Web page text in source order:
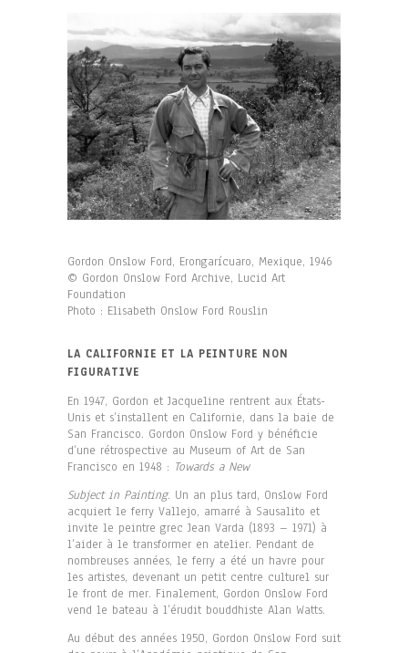
Gordon Onslow Ford, Erongarícuaro, Mexique, 1946
© Gordon Onslow Ford Archive, Lucid Art
Foundation
Photo : Elisabeth Onslow Ford Rouslin
LA CALIFORNIE ET LA PEINTURE NON
FIGURATIVE
En 1947, Gordon et Jacqueline rentrent aux États-
Unis et s’installent en Californie, dans la baie de
San Francisco. Gordon Onslow Ford y bénéficie
d’une rétrospective au Museum of Art de San
Francisco en 1948 : Towards a New
Subject in Painting. Un an plus tard, Onslow Ford
acquiert le ferry Vallejo, amarré à Sausalito et
invite le peintre grec Jean Varda (1893 – 1971) à
l’aider à le transformer en atelier. Pendant de
nombreuses années, le ferry a été un havre pour
les artistes, devenant un petit centre culturel sur
le front de mer. Finalement, Gordon Onslow Ford
vend le bateau à l’érudit bouddhiste Alan Watts.
Au début des années 1950, Gordon Onslow Ford suit